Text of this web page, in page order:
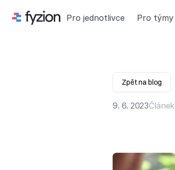
Pro jednotlivce Pro týmy
Zpět na blog
9. 6. 2023Článek